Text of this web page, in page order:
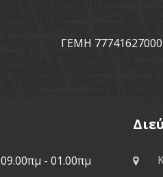
ΓΕΜΗ 77741627000
09.00πμ - 01.00πμ